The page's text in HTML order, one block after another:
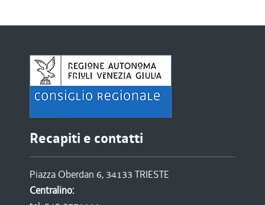
Recapiti e contatti
Piazza Oberdan 6, 34133 TRIESTE
Centralino: